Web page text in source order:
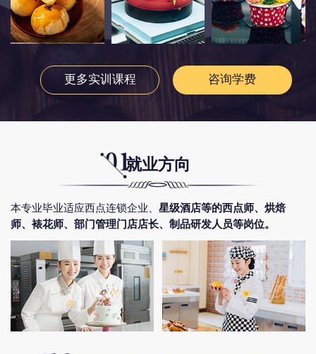
更多实训课程 咨询学费
就业方向
本专业毕业适应西点连锁企业、星级酒店等的西点师、烘焙
师、裱花师、部门管理门店店长、制品研发人员等岗位。